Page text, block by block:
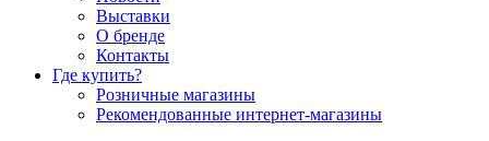
Выставки
О бренде
Контакты
Где купить?
Розничные магазины
Рекомендованные интернет-магазины